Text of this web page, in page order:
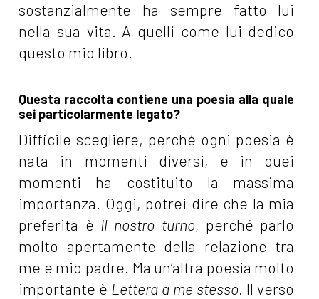
sostanzialmente ha sempre fatto lui
nella sua vita. A quelli come lui dedico
questo mio libro.
Questa raccolta contiene una poesia alla quale
sei particolarmente legato?
Difficile scegliere, perché ogni poesia è
nata in momenti diversi, e in quei
momenti ha costituito la massima
importanza. Oggi, potrei dire che la mia
preferita è Il nostro turno, perché parlo
molto apertamente della relazione tra
me e mio padre. Ma un’altra poesia molto
importante è Lettera a me stesso. Il verso